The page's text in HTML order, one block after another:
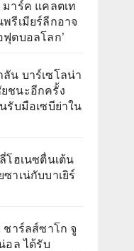
าร์ค แคลตเท
รีเมียร์ลีกอาจ
ฟุตบอลโลก’
น บาร์เซโลน่า
ชนะอีกครั้ง
รับมือเซบีย่าใน
โฮเนซตื่นเต้น
าเน่กับบาเยิร์
ชาร์ลส์ซาโก จู
อล ได้รับ